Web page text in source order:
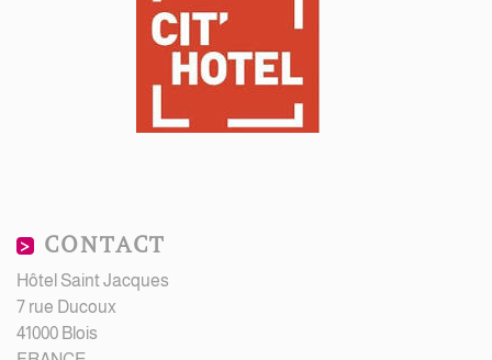
CONTACT
Hôtel Saint Jacques
7 rue Ducoux
41000 Blois